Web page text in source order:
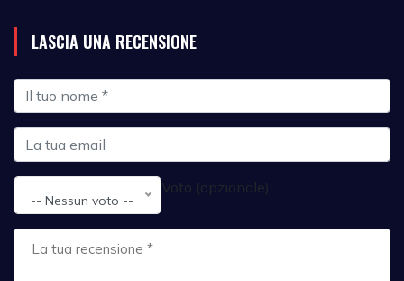
LASCIA UNA RECENSIONE
Voto (opzionale):
-- Nessun voto --